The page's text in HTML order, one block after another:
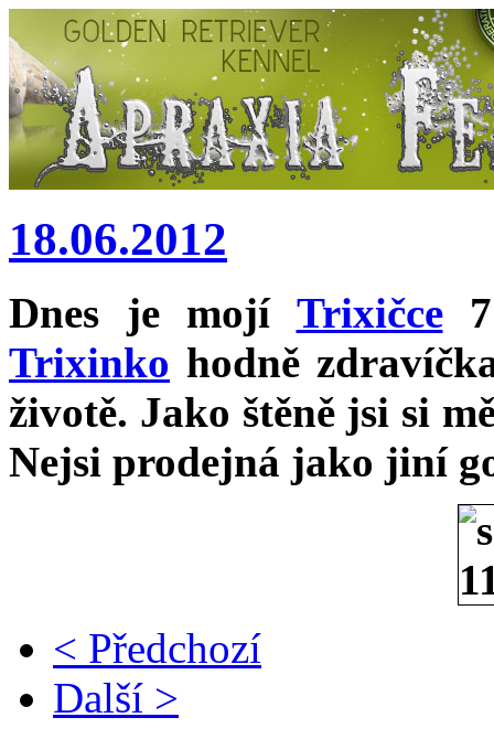
18.06.2012
Dnes je mojí Trixičce7
Trixinko hodně
životě. Jako štěně jsi si
Nejsi prodejná jako jiní
< Předchozí
Další >